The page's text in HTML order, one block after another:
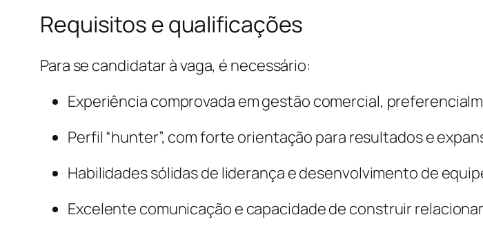
Requisitos e qualificações
Para se candidatar à vaga, é necessário:
Experiência comprovada em gestão comercial,
Perfil “hunter”, com forte orientação para resultados e
Habilidades sólidas de liderança e desenvolvimento de
Excelente comunicação e capacidade de construir